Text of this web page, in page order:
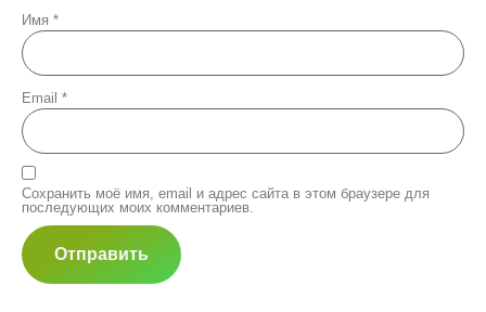
Имя *
Email *
Сохранить моё имя, email и адрес сайта в этом браузере для
последующих моих комментариев.